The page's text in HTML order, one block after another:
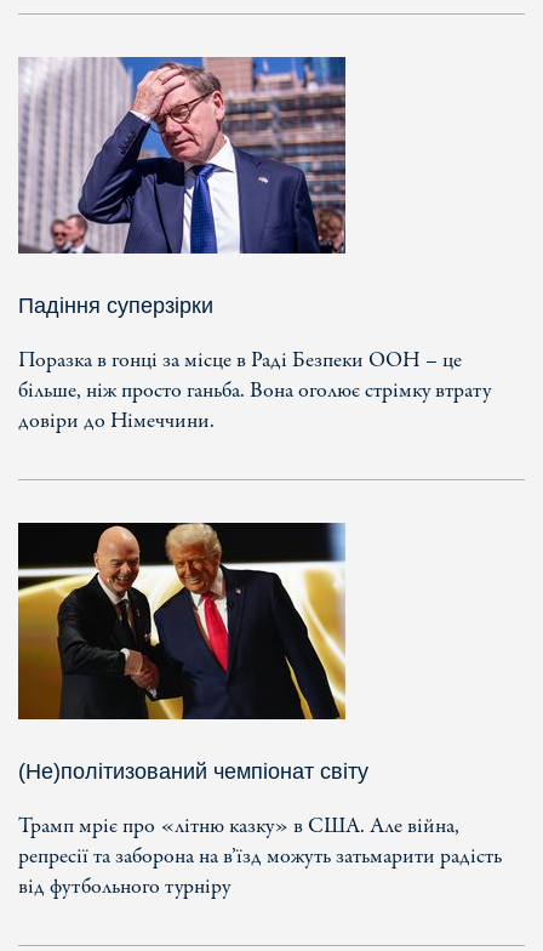
Падіння суперзірки
Поразка в гонці за місце в Раді Безпеки ООН – це
більше, ніж просто ганьба. Вона оголює стрімку втрату
довіри до Німеччини.
(Не)політизований чемпіонат світу
Трамп мріє про «літню казку» в США. Але війна,
репресії та заборона на в’їзд можуть затьмарити радість
від футбольного турніру